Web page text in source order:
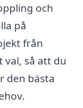
och
på
från
så att du
den bästa